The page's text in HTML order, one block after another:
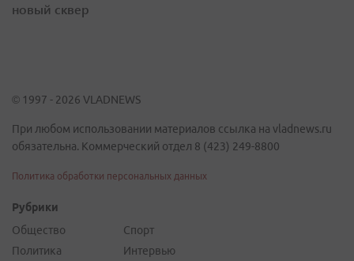
новый сквер
© 1997 - 2026 VLADNEWS
При любом использовании материалов ссылка на vladnews.ru
обязательна. Коммерческий отдел 8 (423) 249-8800
Политика обработки персональных данных
Рубрики
Общество
Политика
Спорт
Интервью